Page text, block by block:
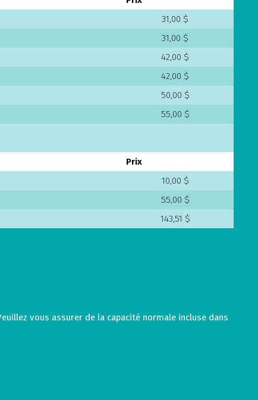
31,00 $
31,00 $
42,00 $
42,00 $
50,00 $
55,00 $
Prix
10,00 $
55,00 $
143,51 $
vous assurer de la capacité normale incluse dans